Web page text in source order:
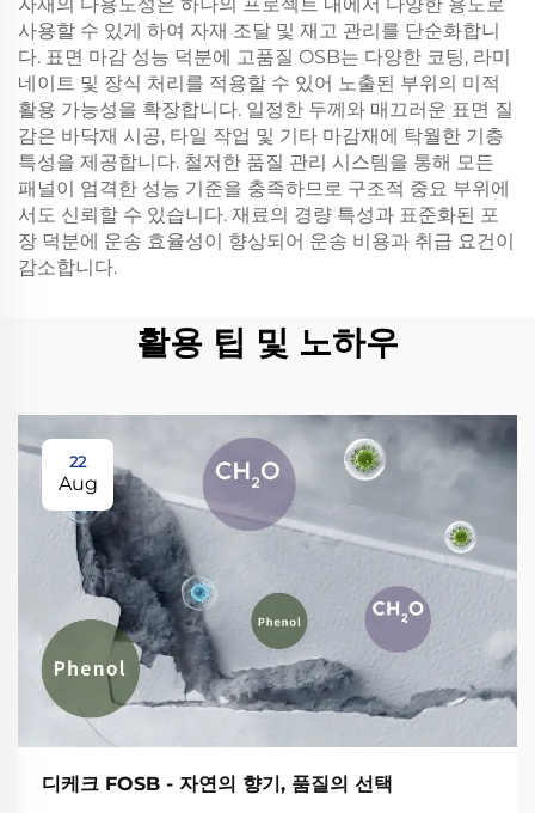
사용할 수 있게 하여 자재 조달 및 재고 관리를 단순화합니
다. 표면 마감 성능 덕분에 고품질 OSB는 다양한 코팅, 라미
네이트 및 장식 처리를 적용할 수 있어 노출된 부위의 미적
활용 가능성을 확장합니다. 일정한 두께와 매끄러운 표면 질
감은 바닥재 시공, 타일 작업 및 기타 마감재에 탁월한 기층
특성을 제공합니다. 철저한 품질 관리 시스템을 통해 모든
패널이 엄격한 성능 기준을 충족하므로 구조적 중요 부위에
서도 신뢰할 수 있습니다. 재료의 경량 특성과 표준화된 포
장 덕분에 운송 효율성이 향상되어 운송 비용과 취급 요건이
감소합니다.
활용 팁 및 노하우
22
Aug
디케크 FOSB - 자연의 향기, 품질의 선택